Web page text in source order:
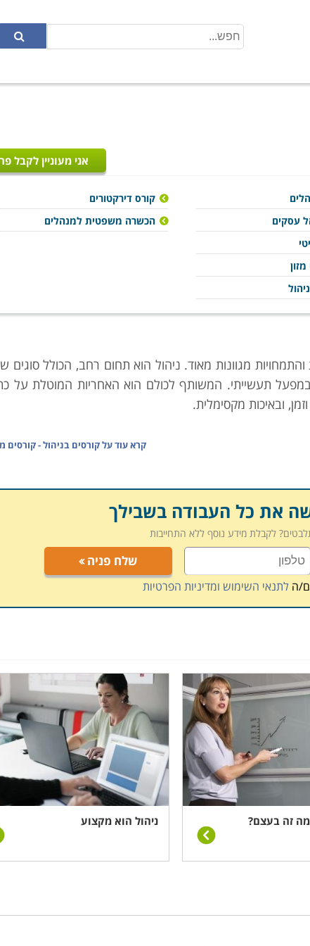
אני מעוניין לקבל
עסקים
קורס דירקטורים
הכשרה משפטית למנהלים
מגוונות מאוד. ניהול הוא תחום רחב, הכולל סוגים
תעשייתי. המשותף לכולם הוא האחריות המוטלת על
ובאיכות מקסימלית.
הנדרשים בענף בו הוא עוסק. כמובן שדבר זה נדרש ממנו
זו. כמו כן, ישנם יסודות ניהוליים שונים אשר נדרשים
בלימודי מנהל עסקים למשל, ומצריכים התמחות
אילו כלים נדרשים כדי לנהל את אלו הפועלים בארגון
הכלים האלה תוכלו לרכוש בלימודי קורסים בניהול על
לא מעט קטגוריות משנה שיסייעו לכם למצוא את מבוקשכם:
לעצמו קריירה ניהולית ועסקית. במסגרת קטגוריה זו
כמו למשל התמקצעות פרטנית בניהול מערכות
הקורסים המוצגים בה עוסקים באותן מיומנויות פחות
יותר, והשאיפה היא להקנות את היסודות היישומיים על
ומיקוד מקצועי חדש. בקטגוריה זו מרוכזים שפע של
המוצעות ואותן ניתן לחזק או לרכוש, ניתן לציין
קרא עוד עלקורסים בניהול - קורסים
את כל העבודה בשבילך
לקבלת מידע נוסף ללא התחייבות
שלח פניה
הלתנאי השימוש ומדיניות הפרטיות
מה זה בעצם? ניהול הוא מקצוע